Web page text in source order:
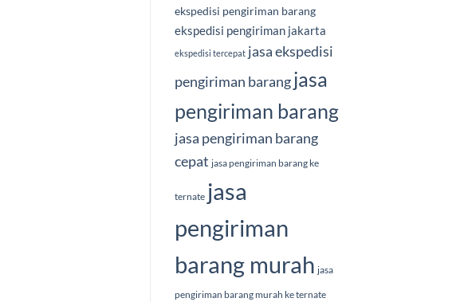
ekspedisi pengiriman barang
ekspedisi pengiriman jakarta
ekspedisi tercepat jasa ekspedisi
pengiriman barang jasa
pengiriman barang
jasa pengiriman barang
cepat jasa pengiriman barang ke
ternate jasa
pengiriman
barang murah jasa
pengiriman barang murah ke ternate